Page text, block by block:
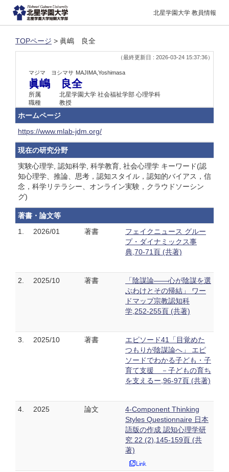
北星学園大学 教員情報
TOPページ > 眞嶋 良全
（最終更新日 : 2026-03-24 15:37:36）
マジマ ヨシマサ MAJIMA,Yoshimasa
眞嶋 良全
所属
北星学園大学 社会福祉学部 心理学科
職種
教授
ホームページ
https://www.mlab-jdm.org/
現在の研究分野
実験心理学, 認知科学, 科学教育, 社会心理学 キーワード(認
知心理学、推論、思考，認知スタイル，認知的バイアス，信
念，科学リテラシー、オンライン実験，クラウドソーシン
グ)
著書・論文等
1.
2026/01 著書
フェイクニュース グルー
プ・ダイナミックス事
典,70-71頁 (共著)
2. 2025/10 著書
「陰謀論——心が陰謀を選
ぶわけとその帰結」 ワー
ドマップ宗教認知科
学,252-255頁 (共著)
3. 2025/10 著書
エピソード41「目覚めた
つもりが陰謀論へ」 エピ
ソードでわかる子ども・子
育て支援 －子どもの育ち
を支えるー,96-97頁 (共著)
4. 2025 論文
4-Component Thinking
Styles Questionnaire 日本
語版の作成 認知心理学研
究 22 (2),145-159頁 (共
著)